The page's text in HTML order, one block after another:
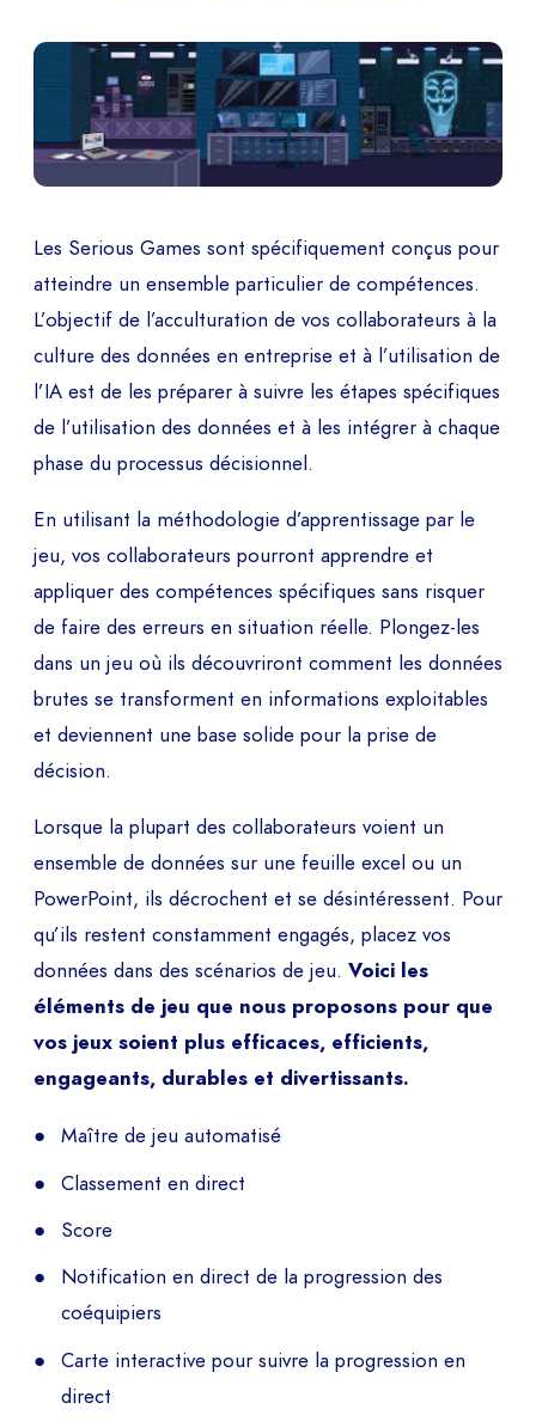
Les Serious Games sont spécifiquement conçus pour
atteindre un ensemble particulier de compétences.
L’objectif de l’acculturation de vos collaborateurs à la
culture des données en entreprise et à l’utilisation de
l’IA est de les préparer à suivre les étapes spécifiques
de l’utilisation des données et à les intégrer à chaque
phase du processus décisionnel.
En utilisant la méthodologie d’apprentissage par le
jeu, vos collaborateurs pourront apprendre et
appliquer des compétences spécifiques sans risquer
de faire des erreurs en situation réelle. Plongez-les
dans un jeu où ils découvriront comment les données
brutes se transforment en informations exploitables
et deviennent une base solide pour la prise de
décision.
Lorsque la plupart des collaborateurs voient un
ensemble de données sur une feuille excel ou un
PowerPoint, ils décrochent et se désintéressent. Pour
qu’ils restent constamment engagés, placez vos
données dans des scénarios de jeu. Voici les
éléments de jeu que nous proposons pour que
vos jeux soient plus efficaces, efficients,
engageants, durables et divertissants.
Maître de jeu automatisé
Classement en direct
Score
Notification en direct de la progression des
coéquipiers
Carte interactive pour suivre la progression en
direct